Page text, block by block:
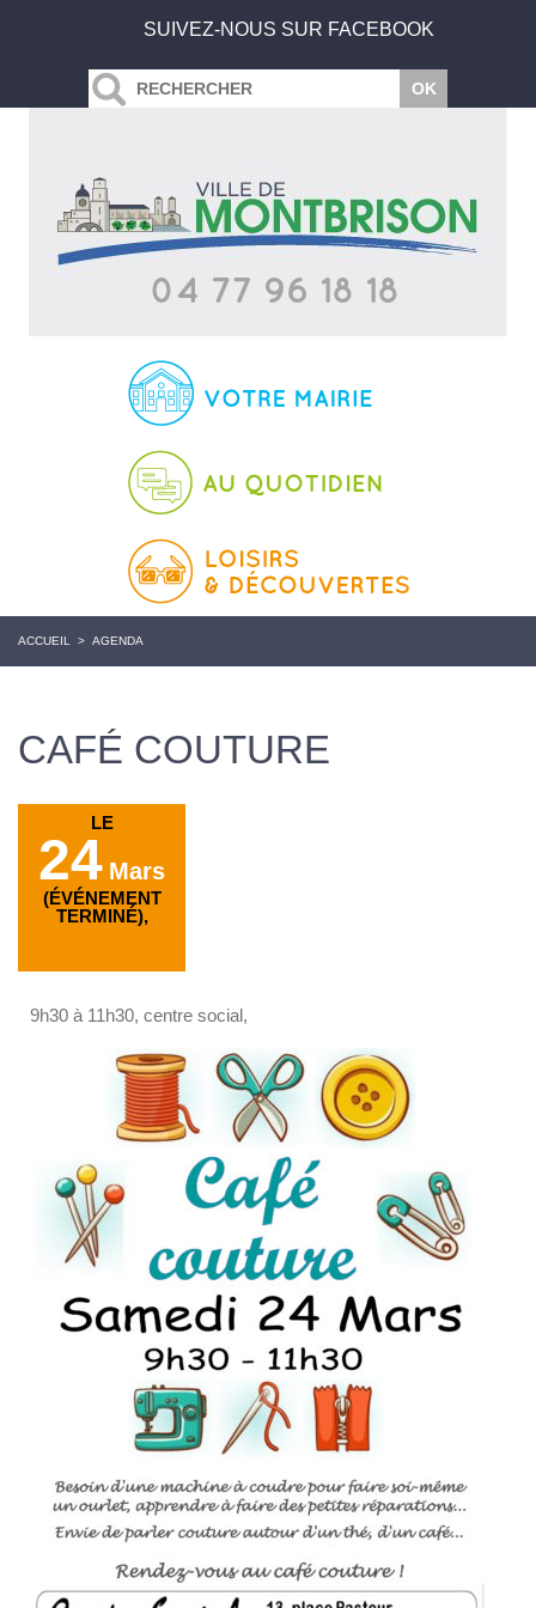
SUIVEZ-NOUS SUR FACEBOOK
ACCUEIL > AGENDA
CAFÉ COUTURE
LE
24 Mars
(ÉVÉNEMENT
TERMINÉ),
9h30 à 11h30, centre social,